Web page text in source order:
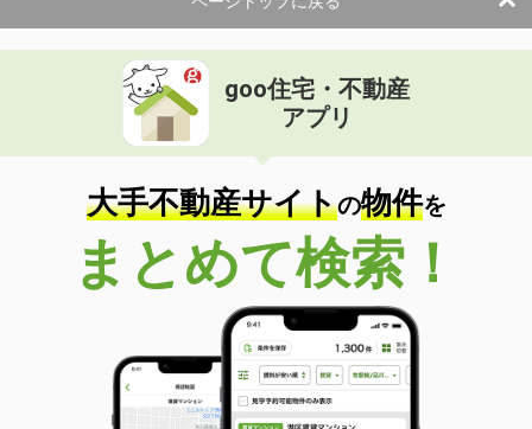
間取り
1K
鳥取県境港市湊町
価 格
住 所
鳥取県境港市湊町
専有面積 43.9m²
間取り
1LDK
鳥取県鳥取市富安２
価 格
3.90万円
鳥取県鳥取市富安２
29.23m²
間取り
1DK
鳥取県境港市米川町
goo住宅・不動産
アプリ
大手不動産サイトの物件を
まとめて検索！